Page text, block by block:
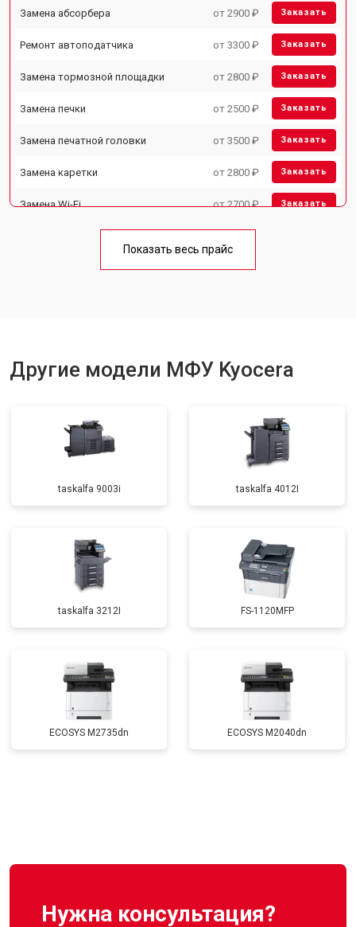
Замена абсорбера от 2900 ₽ Заказать
Ремонт автоподатчика от 3300 ₽ Заказать
Замена тормозной площадки от 2800 ₽ Заказать
Замена печки от 2500 ₽ Заказать
Замена печатной головки от 3500 ₽ Заказать
Замена каретки от 2800 ₽ Заказать
Замена Wi-Fi от 2700 ₽ Заказать
от 3500 ₽
Показать весь прайс
Другие модели МФУ Kyocera
taskalfa 9003i taskalfa 4012I
taskalfa 3212I FS-1120MFP
ECOSYS M2735dn ECOSYS M2040dn
Нужна консультация?